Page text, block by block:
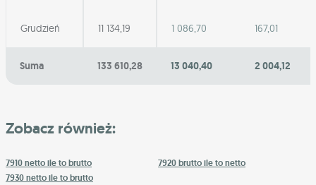
Grudzień 11 134,19 1 086,70 167,01
Suma 133 610,28 13 040,40 2 004,12
Zobacz również:
7910 netto ile to brutto
7920 brutto ile to netto
7930 netto ile to brutto